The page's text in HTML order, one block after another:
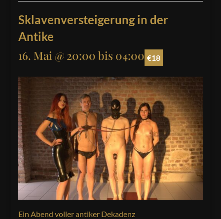
Sklavenversteigerung in der
Antike
16. Mai @ 20:00 bis 04:00 €18
Ein Abend voller antiker Dekadenz